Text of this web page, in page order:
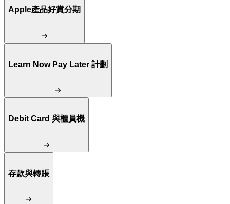
Apple產品好賞分期
Learn Now Pay Later 計劃
Debit Card 與櫃員機
存款與轉賬